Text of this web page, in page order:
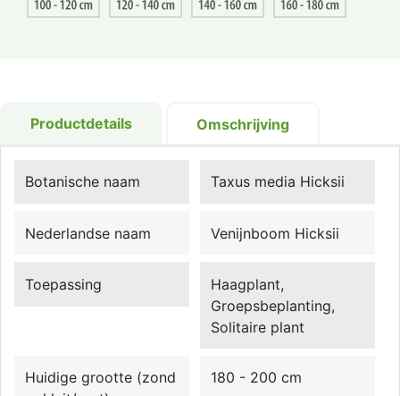
Productdetails Omschrijving
Botanische naam Taxus media Hicksii
Nederlandse naam Venijnboom Hicksii
Toepassing
Haagplant,
Groepsbeplanting,
Solitaire plant
Huidige grootte (zond
180 - 200 cm